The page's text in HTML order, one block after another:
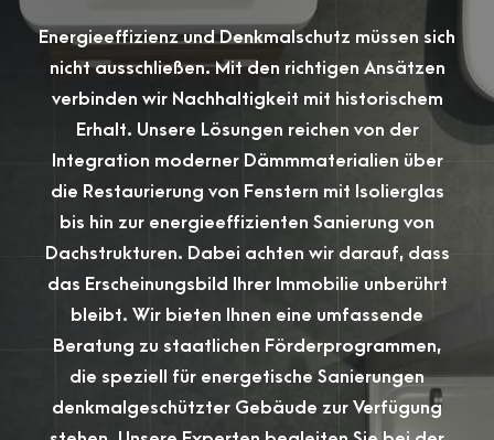
Energieeffizienz und Denkmalschutz müssen sich
nicht ausschließen. Mit den richtigen Ansätzen
verbinden wir Nachhaltigkeit mit historischem
Erhalt. Unsere Lösungen reichen von der
Integration moderner Dämmmaterialien über
die Restaurierung von Fenstern mit Isolierglas
bis hin zur energieeffizienten Sanierung von
Dachstrukturen. Dabei achten wir darauf, dass
das Erscheinungsbild Ihrer Immobilie unberührt
bleibt. Wir bieten Ihnen eine umfassende
Beratung zu staatlichen Förderprogrammen,
die speziell für energetische Sanierungen
denkmalgeschützter Gebäude zur Verfügung